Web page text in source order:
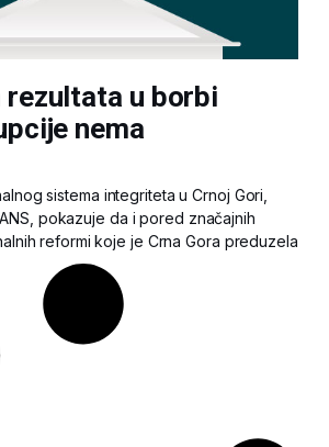
rezultata u borbi
nema
sistema integriteta u Crnoj Gori,
pokazuje da i pored značajnih
reformi koje je Crna Gora preduzela